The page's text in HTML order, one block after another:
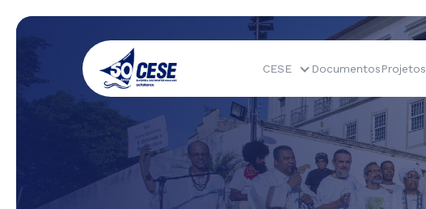
CESE DocumentosProjetos